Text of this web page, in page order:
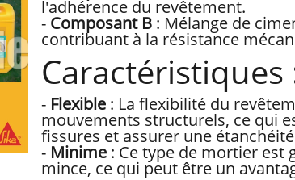
l'adhérence du revêtement.
- Composant B : Mélange de
contribuant à la résistance
Caractéristiques
- Flexible : La flexibilité du
mouvements structurels, ce qui
fissures et assurer une
- Minime : Ce type de mortier est
mince, ce qui peut être un